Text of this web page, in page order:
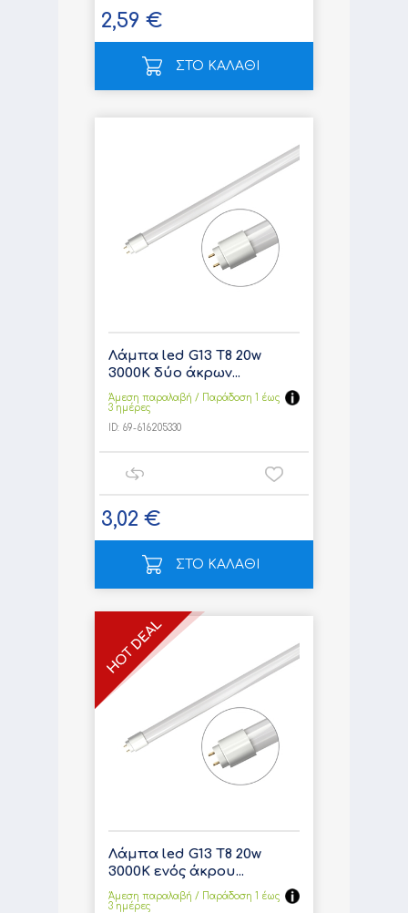
2,59 €
ΣΤΟ ΚΑΛΑΘΙ
Λάμπα led G13 T8 20w
3000K δύο άκρων...
Άμεση παραλαβή / Παράδoση 1 έως
3 ημέρες
ID: 69-616205330
3,02 €
ΣΤΟ ΚΑΛΑΘΙ
Λάμπα led G13 T8 20w
3000K ενός άκρου...
Άμεση παραλαβή / Παράδoση 1 έως
3 ημέρες